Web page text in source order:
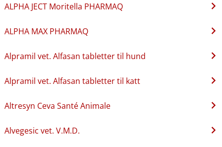
ALPHA JECT Moritella PHARMAQ
ALPHA MAX PHARMAQ
Alpramil vet. Alfasan tabletter til hund
Alpramil vet. Alfasan tabletter til katt
Altresyn Ceva Santé Animale
Alvegesic vet. V.M.D.